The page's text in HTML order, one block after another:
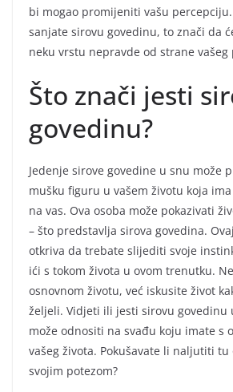
bi mogao promijeniti vašu
sanjate sirovu govedinu, to znači da
neku vrstu nepravde od strane vašeg
Što znači jesti
govedinu?
Jedenje sirove govedine u snu može
mušku figuru u vašem životu koja
na vas. Ova osoba može pokazivati
– što predstavlja sirova govedina.
otkriva da trebate slijediti svoje
ići s tokom života u ovom trenutku.
osnovnom životu, već iskusite život
željeli. Vidjeti ili jesti sirovu govedinu
može odnositi na svađu koju imate s
vašeg života. Pokušavate li naljutiti tu
svojim potezom?